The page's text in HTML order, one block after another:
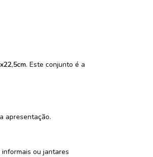
. Este conjunto é a
apresentação.
ou jantares